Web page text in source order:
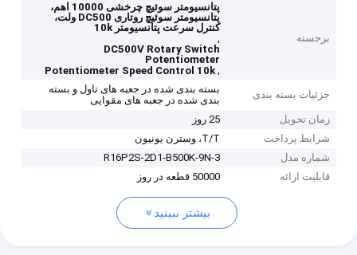
برجسته
پتانسیومتر سوئیچ چرخشی 10000 اهم،
پتانسیومتر سوئیچ روتاری DC500 ولت،
کنترل سرعت پتانسیومتر 10k
,
DC500V Rotary Switch
Potentiometer
,
Potentiometer Speed Control 10k
جزئیات بسته بندی
بسته بندی شده در جعبه های تاول و بسته
بندی شده در جعبه های مقوایی
زمان تحویل
25 روز
شرایط پرداخت
T/T، وسترن یونیون
شماره مدل
R16P2S-2D1-B500K-9N-3
قابلیت ارائه
50000 قطعه در روز
بیشتر ببینید